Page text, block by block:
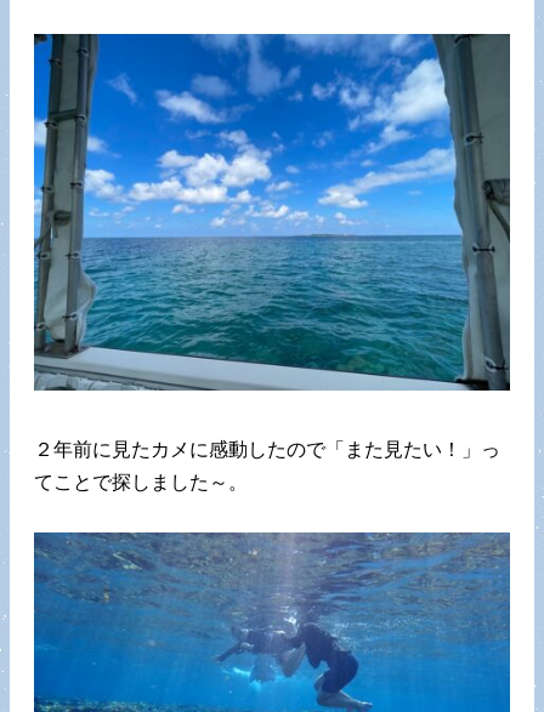
２年前に見たカメに感動したので「また見たい！」っ
てことで探しました～。